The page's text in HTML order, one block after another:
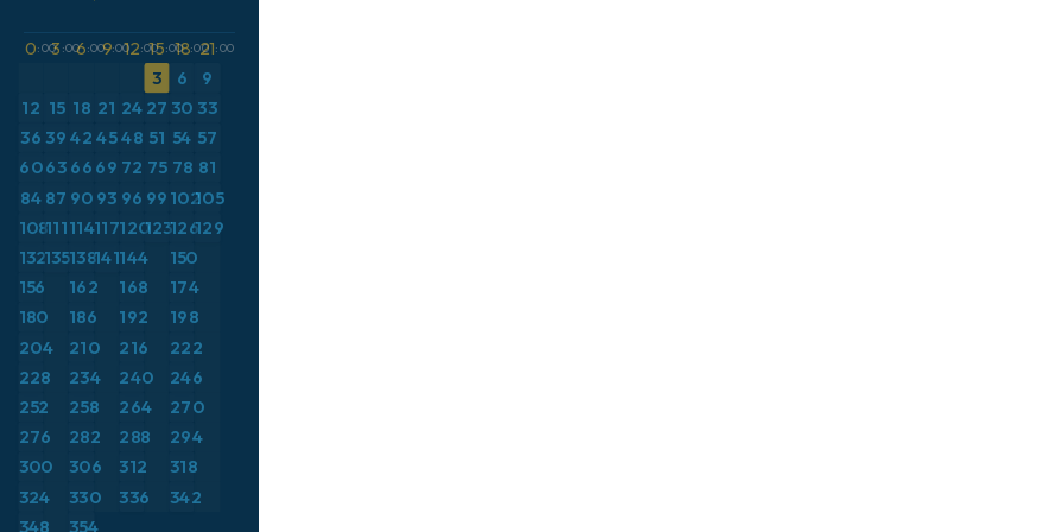
イタリア
カリブ海
スイス
スカンジナビア
スペイン
ドイツ
フランス
ブラジル
ポーランド
メキシコ
CAPE
気温異常（2m）
気温（2m）
気温（500hPa）
気温（850hPa）
積雪深
突風
突風（最大）
降水量の合計
露点温度（2m）
風速（10m）
0:003 :006:009:0012:0015:0018:00
21:00
3 6 9
12 15 18 21 24 27 30 33
36 39 42 45 48 51 54 57
6063 66 69 72 75 78 81
84 87 90 93 96 99 102105
108111114117120123126129
132135138141144
150
156
162 168
174
180
186 192 198
204 210 216
222
228
234 240 246
252 258 264
270
276
282 288
294
300
306 312 318
324 330 336
342
348
354